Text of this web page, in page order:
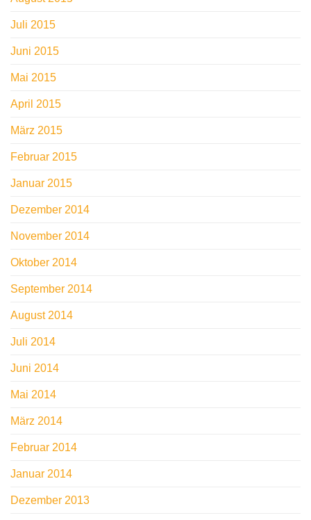
Juli 2015
Juni 2015
Mai 2015
April 2015
März 2015
Februar 2015
Januar 2015
Dezember 2014
November 2014
Oktober 2014
September 2014
August 2014
Juli 2014
Juni 2014
Mai 2014
März 2014
Februar 2014
Januar 2014
Dezember 2013